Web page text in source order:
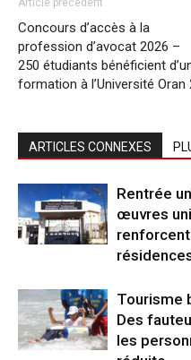
Concours d’accès à la
profession d’avocat 2026 –
250 étudiants bénéficient
formation à l’Université Oran
ARTICLES CONNEXES
Rentrée
œuvres
Tourisme
Des
les